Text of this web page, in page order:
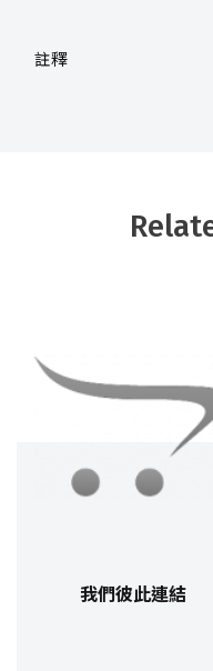
註釋
我們彼此連結